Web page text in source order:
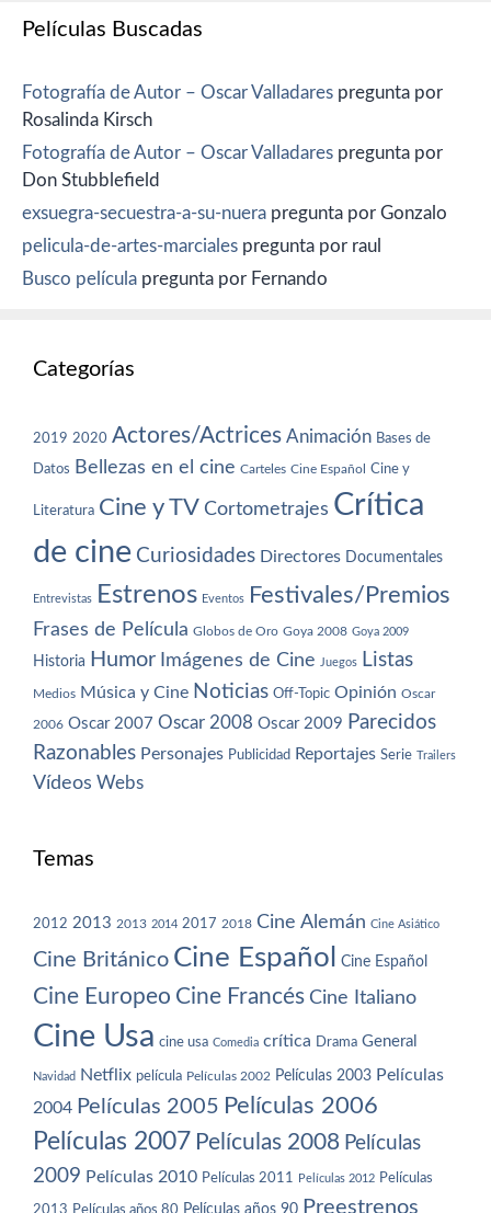
Películas Buscadas
Fotografía de Autor – Oscar Valladares pregunta por
Rosalinda Kirsch
Fotografía de Autor – Oscar Valladares pregunta por
Don Stubblefield
exsuegra-secuestra-a-su-nuera pregunta por Gonzalo
pelicula-de-artes-marciales pregunta por raul
Busco película pregunta por Fernando
Categorías
2019 2020 Actores/Actrices Animación Bases de
Datos Bellezas en el cine Carteles Cine Español Cine y
Literatura Cine y TV Cortometrajes Crítica
de cine Curiosidades Directores Documentales
Entrevistas Estrenos Eventos Festivales/Premios
Frases de Película Globos de Oro Goya 2008 Goya 2009
Historia Humor Imágenes de Cine Juegos Listas
Medios Música y Cine Noticias Off-Topic Opinión Oscar
2006 Oscar 2007 Oscar 2008 Oscar 2009 Parecidos
Razonables Personajes Publicidad Reportajes Serie Trailers
Vídeos Webs
Temas
2012 2013 2013 2014 2017 2018 Cine Alemán Cine Asiático
Cine Británico Cine Español Cine Español
Cine Europeo Cine Francés Cine Italiano
Cine Usa cine usa Comedia crítica Drama General
Navidad Netflix película Películas 2002 Películas 2003 Películas
2004 Películas 2005 Películas 2006
Películas 2007 Películas 2008 Películas
2009 Películas 2010 Películas 2011 Películas 2012 Películas
2013 Películas años 80 Películas años 90 Preestrenos